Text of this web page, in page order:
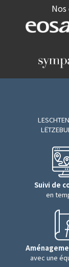
Suivi de
en
avec une